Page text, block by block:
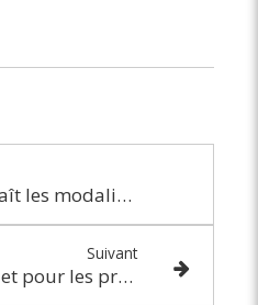
CPF : on connaît les modalités de prise en charge de la validation d’acquis par l’expérience
Suivant
TVA à taux réduit : et pour les professionnels de parachutisme ?